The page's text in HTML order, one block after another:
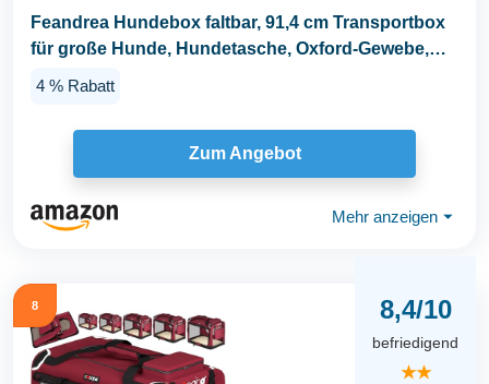
Feandrea Hundebox faltbar, 91,4 cm Transportbox
für große Hunde, Hundetasche, Oxford-Gewebe,
4 % Rabatt
Zum Angebot
Mehr anzeigen ⏷
8 8,4/10
befriedigend
★★